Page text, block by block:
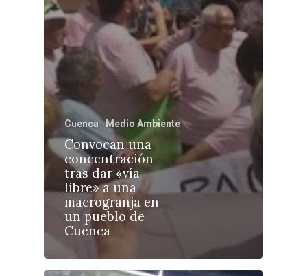
Cuenca Medio Ambiente
Convocan una
concentración
tras dar «vía
libre» a una
macrogranja en
un pueblo de
Cuenca
Castilla-La
Toledo
Ciudad Real
Albacete
Cuenca
Guadalajara
Sanidad
Economía
Educación
Cultura
Medio Ambiente